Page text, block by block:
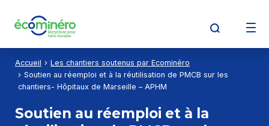
Découvrir Écominéro
Accueil
Les chantiers soutenus par Ecominéro
Soutien au réemploi et à la réutilisation de PMCB sur les
chantiers- Hôpitaux de Marseille – APHM
Soutien au réemploi et à la